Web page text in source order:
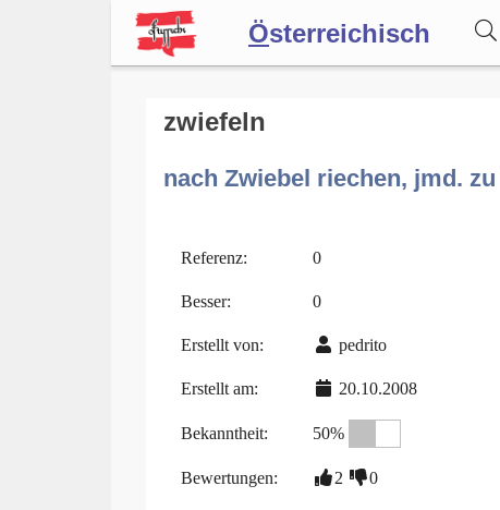
Österreichisch
Forum
Blog
zwiefeln
nach Zwiebel riechen, jmd.
Referenz: 0
Besser: 0
Erstellt von: pedrito
Erstellt am: 20.10.2008
Bekanntheit: 50%
Bewertungen: 2 0